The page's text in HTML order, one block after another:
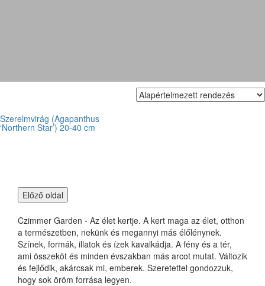
Szerelmvirág (Agapanthus
‘Northern Star’) 20-40 cm
Czimmer Garden - Az élet kertje. A kert maga az élet, otthon
a természetben, nekünk és megannyi más élőlénynek.
Színek, formák, illatok és ízek kavalkádja. A fény és a tér,
ami összeköt és minden évszakban más arcot mutat. Változik
és fejlődik, akárcsak mi, emberek. Szeretettel gondozzuk,
hogy sok öröm forrása legyen.